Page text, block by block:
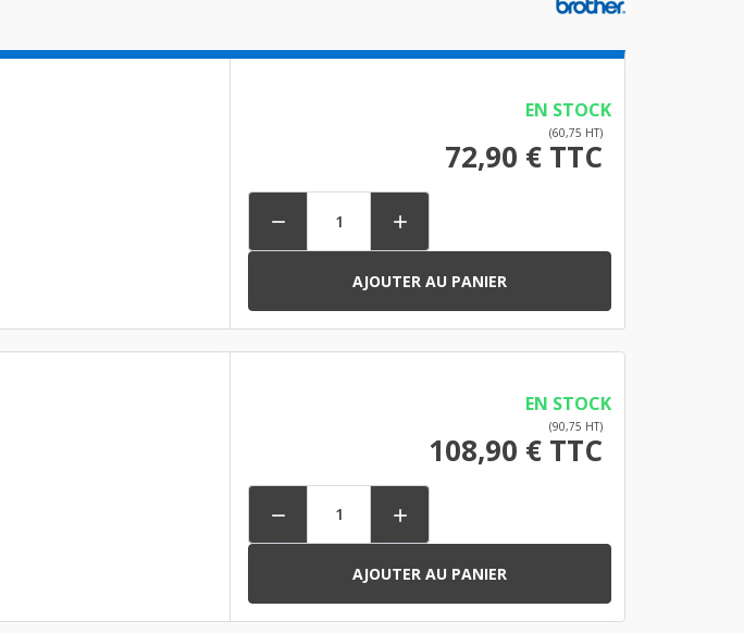
EN STOCK
(60,75 HT)
72,90 € TTC
 
AJOUTER AU PANIER
EN STOCK
(90,75 HT)
108,90 € TTC
 
AJOUTER AU PANIER